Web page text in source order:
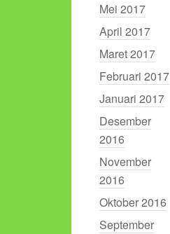
Mei 2017
April 2017
Maret 2017
Februari 2017
Januari 2017
Desember
2016
November
2016
Oktober 2016
September